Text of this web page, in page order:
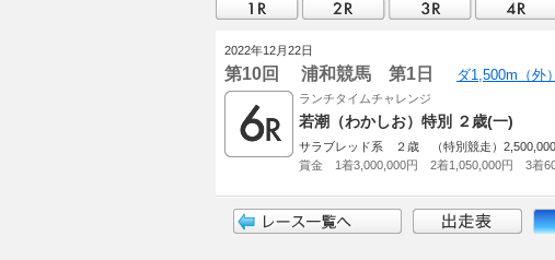
2022年12月22日
第10回 浦和競馬 第1日 ダ1,500m（外
ランチタイムチャレンジ
若潮（わかしお）特別 ２歳(一)
サラブレッド系 ２歳 （特別競走）
賞金 1着3,000,000円 2着1,050,000円 3着